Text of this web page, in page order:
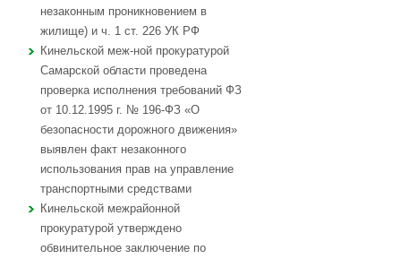
незаконным проникновением в
жилище) и ч. 1 ст. 226 УК РФ
Кинельской меж-ной прокуратурой
Самарской области проведена
проверка исполнения требований ФЗ
от 10.12.1995 г. № 196-ФЗ «О
безопасности дорожного движения»
выявлен факт незаконного
использования прав на управление
транспортными средствами
Кинельской межрайонной
прокуратурой утверждено
обвинительное заключение по